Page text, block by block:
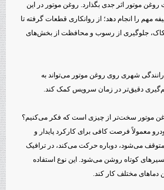
موتور اثر جدی بگذارد. روغن موتور در این
مهم را انجام دهد؛ از روانکاری قطعات گرفته تا
جلوگیری از رسوب و محافظت از بخش‌های
شهری روی روغن موتور می‌تواند به
دقیق‌تر در زمان سرویس کمک کند.
موتور سخت‌تر از چیزی است که فکر می‌کنیم؟
معمولاً فرصت کافی برای کارکرد پایدار و
متوقف می‌شود، دوباره حرکت می‌کند، در ترافیک
کوتاه روشن می‌شود. این نوع استفاده
دماهای مختلف کار کند.